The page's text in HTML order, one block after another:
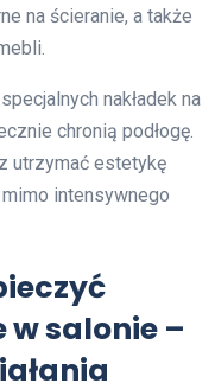
na ścieranie, a także
nakładek na
chronią podłogę.
utrzymać estetykę
intensywnego
w salonie –